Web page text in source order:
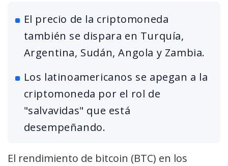
El precio de la criptomoneda
también se dispara en Turquía,
Argentina, Sudán, Angola y Zambia.
Los latinoamericanos se apegan a la
criptomoneda por el rol de
"salvavidas" que está
desempeñando.
El rendimiento de bitcoin (BTC) en los